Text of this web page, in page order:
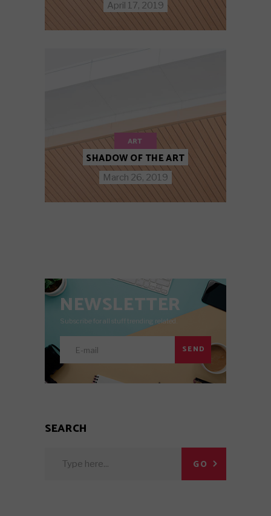
April 17, 2019
ART
SHADOW OF THE ART
March 26, 2019
NEWSLETTER
Subscribe for all stuff trending related.
SEND
SEARCH
GO